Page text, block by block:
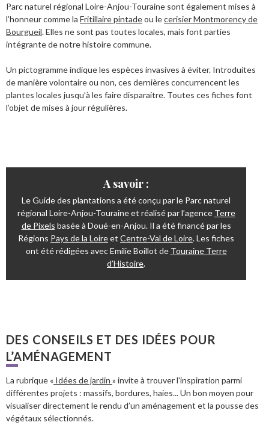
Parc naturel régional Loire-Anjou-Touraine sont également mises à
l’honneur comme la Fritillaire pintadeou lecerisier Montmorency de
Bourgueil. Elles ne sont pas toutes locales, mais font parties
intégrante de notre histoire commune.
Un pictogramme indique les espèces invasives à éviter. Introduites
de manière volontaire ou non, ces dernières concurrencent les
plantes locales jusqu’à les faire disparaitre. Toutes ces fiches font
l’objet de mises à jour régulières.
A savoir :
Le Guide des plantations a été conçu par le Parc naturel
régional Loire-Anjou-Touraine et réalisé par l’agence Terre
de Pixels basée à Doué-en-Anjou. Il a été financé par les
Régions Pays de la Loireet Centre-Val de Loire. Les fiches
ont été rédigées avec Emilie Boillot de Touraine Terre
d’Histoire.
DES CONSEILS ET DES IDÉES POUR
L’AMÉNAGEMENT
La rubrique « Idées de jardin » invite à trouver l'inspiration parmi
différentes projets : massifs, bordures, haies... Un bon moyen pour
visualiser directement le rendu d’un aménagement et la pousse des
végétaux sélectionnés.